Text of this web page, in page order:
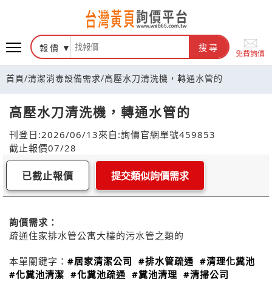
報價 搜尋
免費詢價
首頁/清潔消毒設備需求/高壓水刀清洗機，轉通水管的
高壓水刀清洗機，轉通水管的
刊登日:2026/06/13來自:詢價官網單號459853
截止報價07/28
已截止報價 提交類似詢價需求
詢價需求：
疏通住家排水管公寓大樓的污水管之類的
本單關鍵字： #居家清潔公司 #排水管疏通 #清理化糞池
#化糞池清潔 #化糞池疏通 #糞池清理 #清掃公司